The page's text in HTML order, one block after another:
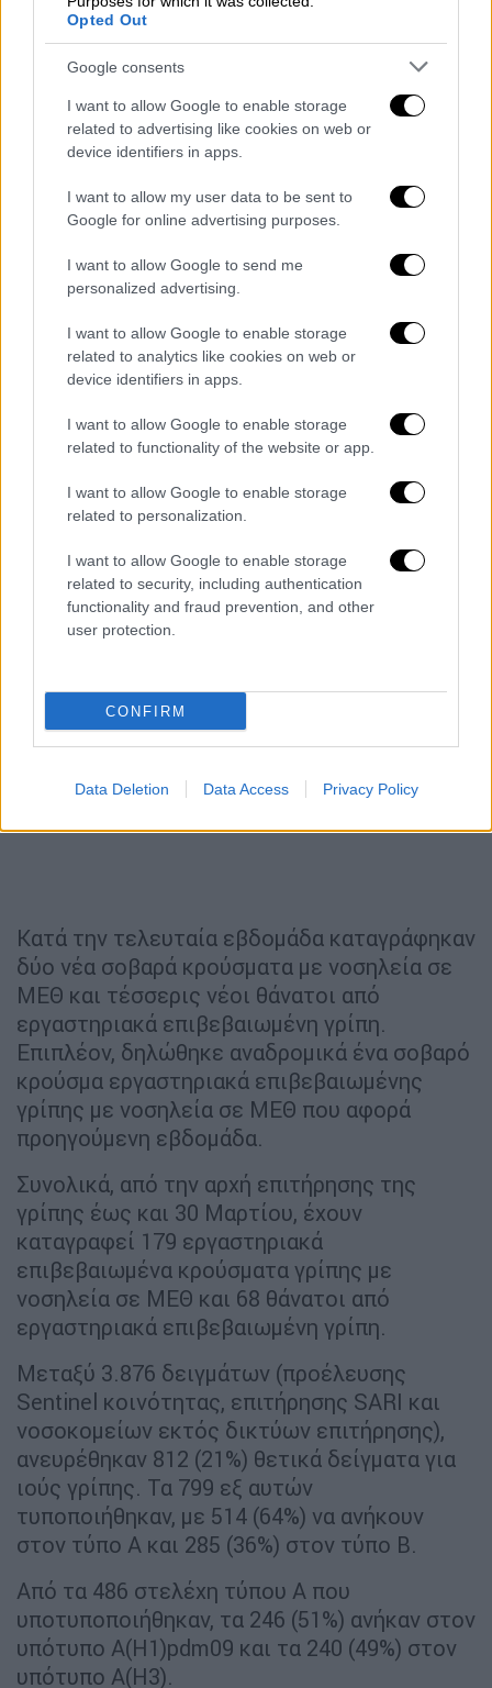
Opted Out
Google consents
I want to allow Google to enable storage
related to advertising like cookies on web or
device identifiers in apps.
I want to allow my user data to be sent to
Google for online advertising purposes.
I want to allow Google to send me
personalized advertising.
I want to allow Google to enable storage
related to analytics like cookies on web or
device identifiers in apps.
I want to allow Google to enable storage
related to functionality of the website or app.
I want to allow Google to enable storage
related to personalization.
I want to allow Google to enable storage
related to security, including authentication
functionality and fraud prevention, and other
user protection.
CONFIRM
Data Deletion Data Access Privacy Policy
οι καταγεγραμμένοι θάνατοι σε σοβαρά
περιστατικά (διασωλημένοι ή/και με
νοσηλεία σε ΜΕΘ) ανέρχονται σε 390.
Ιός της γρίπης
Μετά τη σημαντική πτώση της
προηγούμενης εβδομάδας,η θετικότητα για
γρίπηστην κοινότητα (όπως εκτιμάται από
παρουσιάζει μικρή αύξηση. Η θετικότητα
των δειγμάτων του δικτύου επιτήρησης
SARI, παραμένει σε χαμηλά επίπεδα,
παρουσιάζοντας μικρή αύξηση σε σχέση με
την προηγούμενη εβδομάδα.
Κατά την τελευταία εβδομάδα καταγράφηκαν
δύο νέα σοβαρά κρούσματα με νοσηλεία σε
ΜΕΘ και τέσσερις νέοι θάνατοι από
εργαστηριακά επιβεβαιωμένη γρίπη.
Επιπλέον, δηλώθηκε αναδρομικά ένα σοβαρό
κρούσμα εργαστηριακά επιβεβαιωμένης
γρίπης με νοσηλεία σε ΜΕΘ που αφορά
προηγούμενη εβδομάδα.
Συνολικά, από την αρχή επιτήρησης της
γρίπης έως και 30 Μαρτίου, έχουν
καταγραφεί 179 εργαστηριακά
επιβεβαιωμένα κρούσματα γρίπης με
νοσηλεία σε ΜΕΘ και 68 θάνατοι από
εργαστηριακά επιβεβαιωμένη γρίπη.
Μεταξύ 3.876 δειγμάτων (προέλευσης
Sentinel κοινότητας, επιτήρησης SARI και
νοσοκομείων εκτός δικτύων επιτήρησης),
ανευρέθηκαν 812 (21%) θετικά δείγματα για
ιούς γρίπης. Τα 799 εξ αυτών
τυποποιήθηκαν, με 514 (64%) να ανήκουν
στον τύπο Α και 285 (36%) στον τύπο Β.
Από τα 486 στελέχη τύπου Α που
υποτυποποιήθηκαν, τα 246 (51%) ανήκαν στον
υπότυπο Α(Η1)pdm09 και τα 240 (49%) στον
υπότυπο Α(Η3).